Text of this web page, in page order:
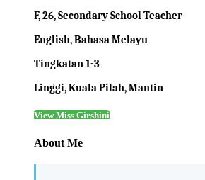
F, 26, Secondary School Teacher
English, Bahasa Melayu
Tingkatan 1-3
Linggi, Kuala Pilah, Mantin
View Miss Girshini
About Me